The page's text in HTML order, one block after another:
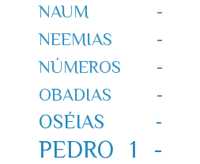
NAUM -
NEEMIAS -
NÚMEROS -
OBADIAS -
OSÉIAS -
PEDRO 1 -